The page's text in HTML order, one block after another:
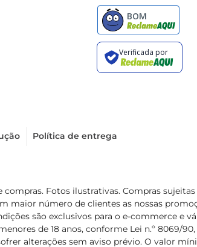
Política de entrega
Fotos ilustrativas. Compras
maior número de clientes as nossas
são exclusivos para o e-commerce e
de 18 anos, conforme Lei n.º 8069/
alterações sem aviso prévio. O valor